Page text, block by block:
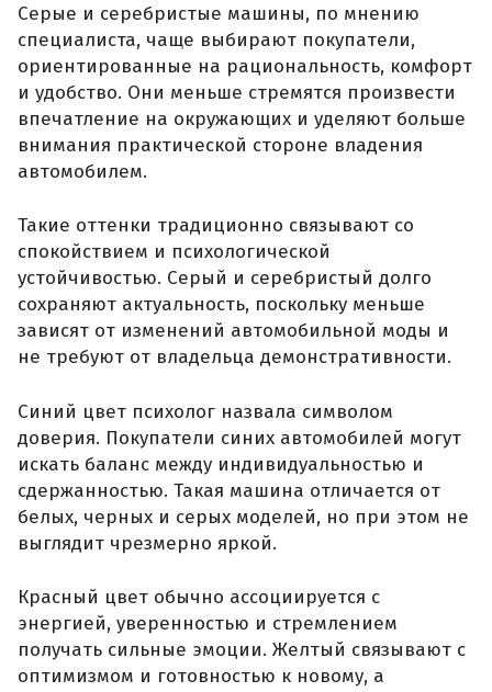
Серые и серебристые машины, по мнению
специалиста, чаще выбирают покупатели,
ориентированные на рациональность, комфорт
и удобство. Они меньше стремятся произвести
впечатление на окружающих и уделяют больше
внимания практической стороне владения
автомобилем.
Такие оттенки традиционно связывают со
спокойствием и психологической
устойчивостью. Серый и серебристый долго
сохраняют актуальность, поскольку меньше
зависят от изменений автомобильной моды и
не требуют от владельца демонстративности.
Синий цвет психолог назвала символом
доверия. Покупатели синих автомобилей могут
искать баланс между индивидуальностью и
сдержанностью. Такая машина отличается от
белых, черных и серых моделей, но при этом не
выглядит чрезмерно яркой.
Красный цвет обычно ассоциируется с
энергией, уверенностью и стремлением
получать сильные эмоции. Желтый связывают с
оптимизмом и готовностью к новому, а